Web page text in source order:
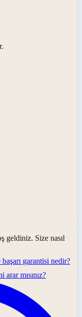
geldiniz. Size nasıl
garantisi nedir?
arar mısınız?